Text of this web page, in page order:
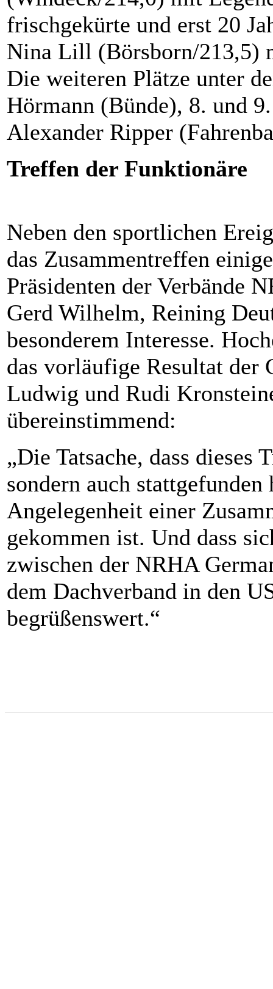
frischgekürte und erst 20
Nina Lill (Börsborn/213,5)
Die weiteren Plätze unter
Hörmann (Bünde), 8. und
Alexander Ripper
Treffen der Funktionäre
Neben den sportlichen
das Zusammentreffen
Präsidenten der Verbände
Gerd Wilhelm, Reining
besonderem Interesse.
das vorläufige Resultat der
Ludwig und Rudi
übereinstimmend:
„Die Tatsache, dass
sondern auch
Angelegenheit einer
gekommen ist. Und dass
zwischen der NRHA
dem Dachverband in den
begrüßenswert.“